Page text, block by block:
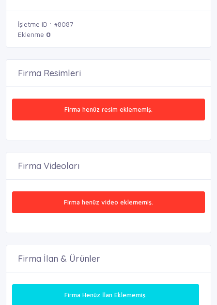
İşletme ID : #8087
Eklenme 0
Firma Resimleri
Firma henüz resim eklememiş.
Firma Videoları
Firma henüz video eklememiş.
Firma İlan & Ürünler
Firma Henüz İlan Eklememiş.